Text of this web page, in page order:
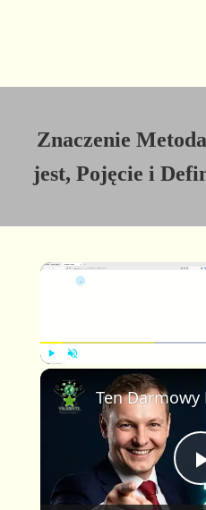
Znaczenie
jest, Pojęcie i
n
m